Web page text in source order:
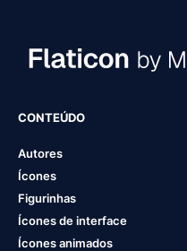
CONTEÚDO
Autores
Ícones
Figurinhas
Ícones de interface
Ícones animados